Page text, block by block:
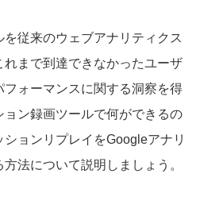
従来のウェブアナリティクス
まで到達できなかったユーザ
ォーマンスに関する洞察を得
ン録画ツールで何ができるの
ョンリプレイをGoogleアナリ
法について説明しましょう。